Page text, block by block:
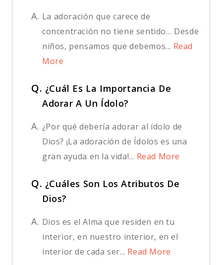
A. La adoración que carece de
concentración no tiene sentido… Desde
niños, pensamos que debemos... Read
More
Q. ¿Cuál Es La Importancia De
Adorar A Un Ídolo?
A. ¿Por qué debería adorar al ídolo de
Dios? ¡La adoración de Ídolos es una
gran ayuda en la vida!... Read More
Q. ¿Cuáles Son Los Atributos De
Dios?
A. Dios es el Alma que residen en tu
interior, en nuestro interior, en el
interior de cada ser... Read More